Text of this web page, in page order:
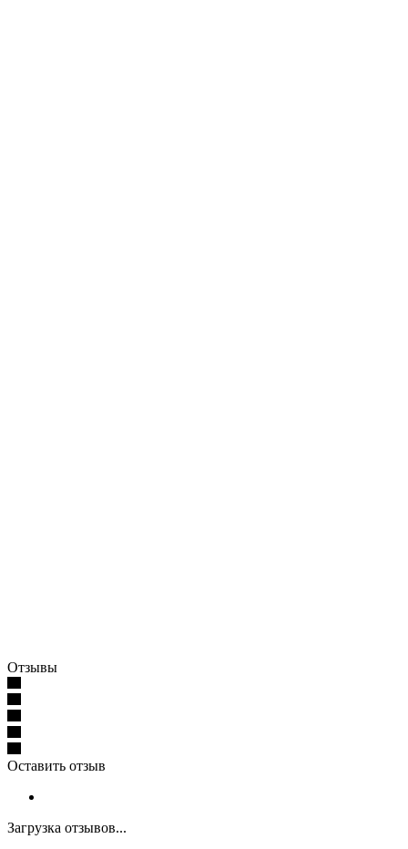
Отзывы
Оставить отзыв
Загрузка отзывов...